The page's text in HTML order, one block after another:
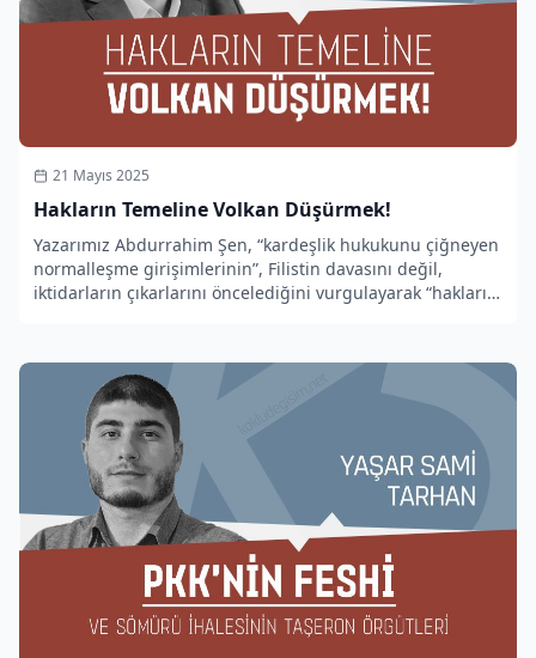
21 Mayıs 2025
Hakların Temeline Volkan Düşürmek!
Yazarımız Abdurrahim Şen, “kardeşlik hukukunu çiğneyen
normalleşme girişimlerinin”, Filistin davasını değil,
iktidarların çıkarlarını öncelediğini vurgulayarak “hakların